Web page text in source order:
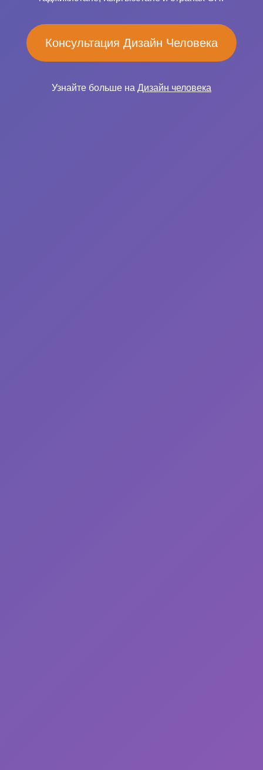
Консультация Дизайн Человека
Узнайте больше на Дизайн человека